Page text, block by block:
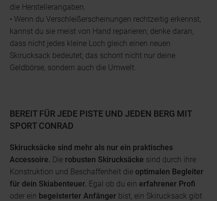
die Herstellerangaben.
• Wenn du Verschleißerscheinungen rechtzeitig erkennst,
kannst du sie meist von Hand reparieren; denke daran,
dass nicht jedes kleine Loch gleich einen neuen
Skirucksack bedeutet; das schont nicht nur deine
Geldbörse, sondern auch die Umwelt.
BEREIT FÜR JEDE PISTE UND JEDEN BERG MIT
SPORT CONRAD
Skirucksäcke sind mehr als nur ein praktisches
Accessoire. Die robusten Skirucksäcke sind durch ihre
Konstruktion und Beschaffenheit die optimalen Begleiter
für dein Skiabenteuer. Egal ob du ein erfahrener Profi
oder ein begeisterter Anfänger bist, ein Skirucksack gibt